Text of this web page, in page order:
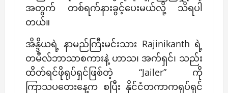
အတွက် တစ်ရက်နားခွင့်ပေးမယ်လို့ သိရပါ
တယ်။
အိန္ဒိယရဲ့ နာမည်ကြီးမင်းသား Rajinikanth ရဲ့
တမီလ်ဘာသာစကားနဲ့ ဟာသ၊ အက်ရှင်၊ သည်း
ထိတ်ရင်ဖိုရုပ်ရှင်ဖြစ်တဲ့ “Jailer” ကို
ကြာသပတေးနေ့က စပြီး နိုင်ငံတကာကရုပ်ရှင်